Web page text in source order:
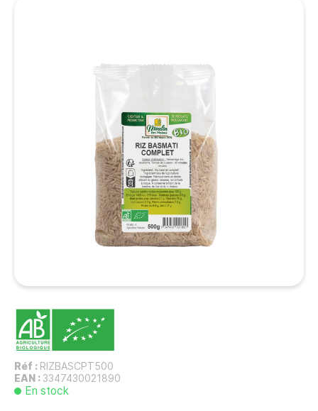
Réf : RIZBASCPT500
EAN : 3347430021890
En stock